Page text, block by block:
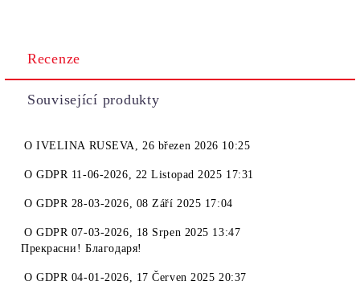
Recenze
Související produkty
OIVELINA RUSEVA,26 březen 2026 10:25
OGDPR 11-06-2026, 22 Listopad 2025 17:31
OGDPR 28-03-2026, 08 Září 2025 17:04
OGDPR 07-03-2026, 18 Srpen 2025 13:47
Прекрасни! Благодаря!
OGDPR 04-01-2026, 17 Červen 2025 20:37